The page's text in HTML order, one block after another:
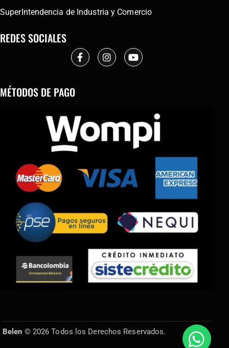
SuperIntendencia de Industria y Comercio
REDES SOCIALES
MÉTODOS DE PAGO
Belen © 2026 Todos los Derechos Reservados.